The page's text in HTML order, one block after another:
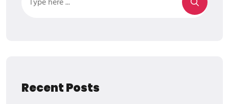
Recent Posts